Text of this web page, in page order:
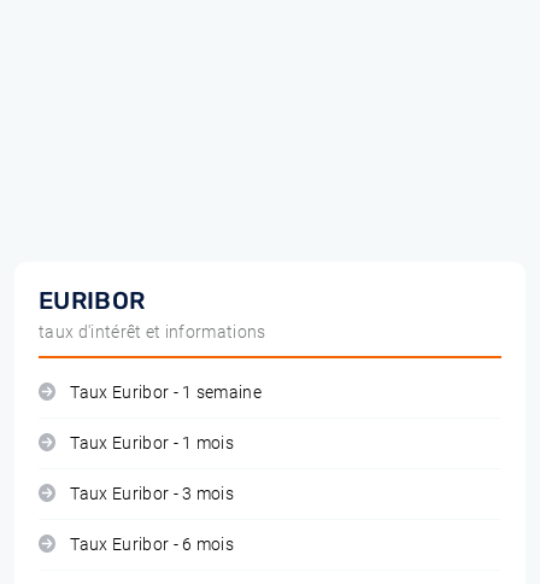
EURIBOR
taux d'intérêt et informations
Taux Euribor - 1 semaine
Taux Euribor - 1 mois
Taux Euribor - 3 mois
Taux Euribor - 6 mois